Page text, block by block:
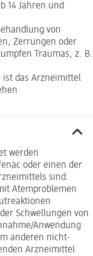
14 Jahren und
von
Zerrungen oder
Traumas, z. B.
ist das Arzneimittel
werden
oder einen der
sind.
Atemproblemen
Schwellungen von
Anwendung
anderen nicht-
Arzneimittel